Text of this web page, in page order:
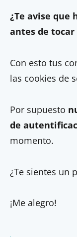
¿Te avise que
antes de tocar
Con esto tus
las cookies de
Por supuesto
de
momento.
¿Te sientes un
¡Me alegro!